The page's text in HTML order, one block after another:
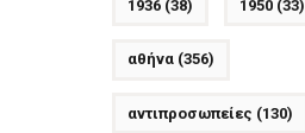
1936(38) 1950(33)
αθήνα(356)
αντιπροσωπείες (130)